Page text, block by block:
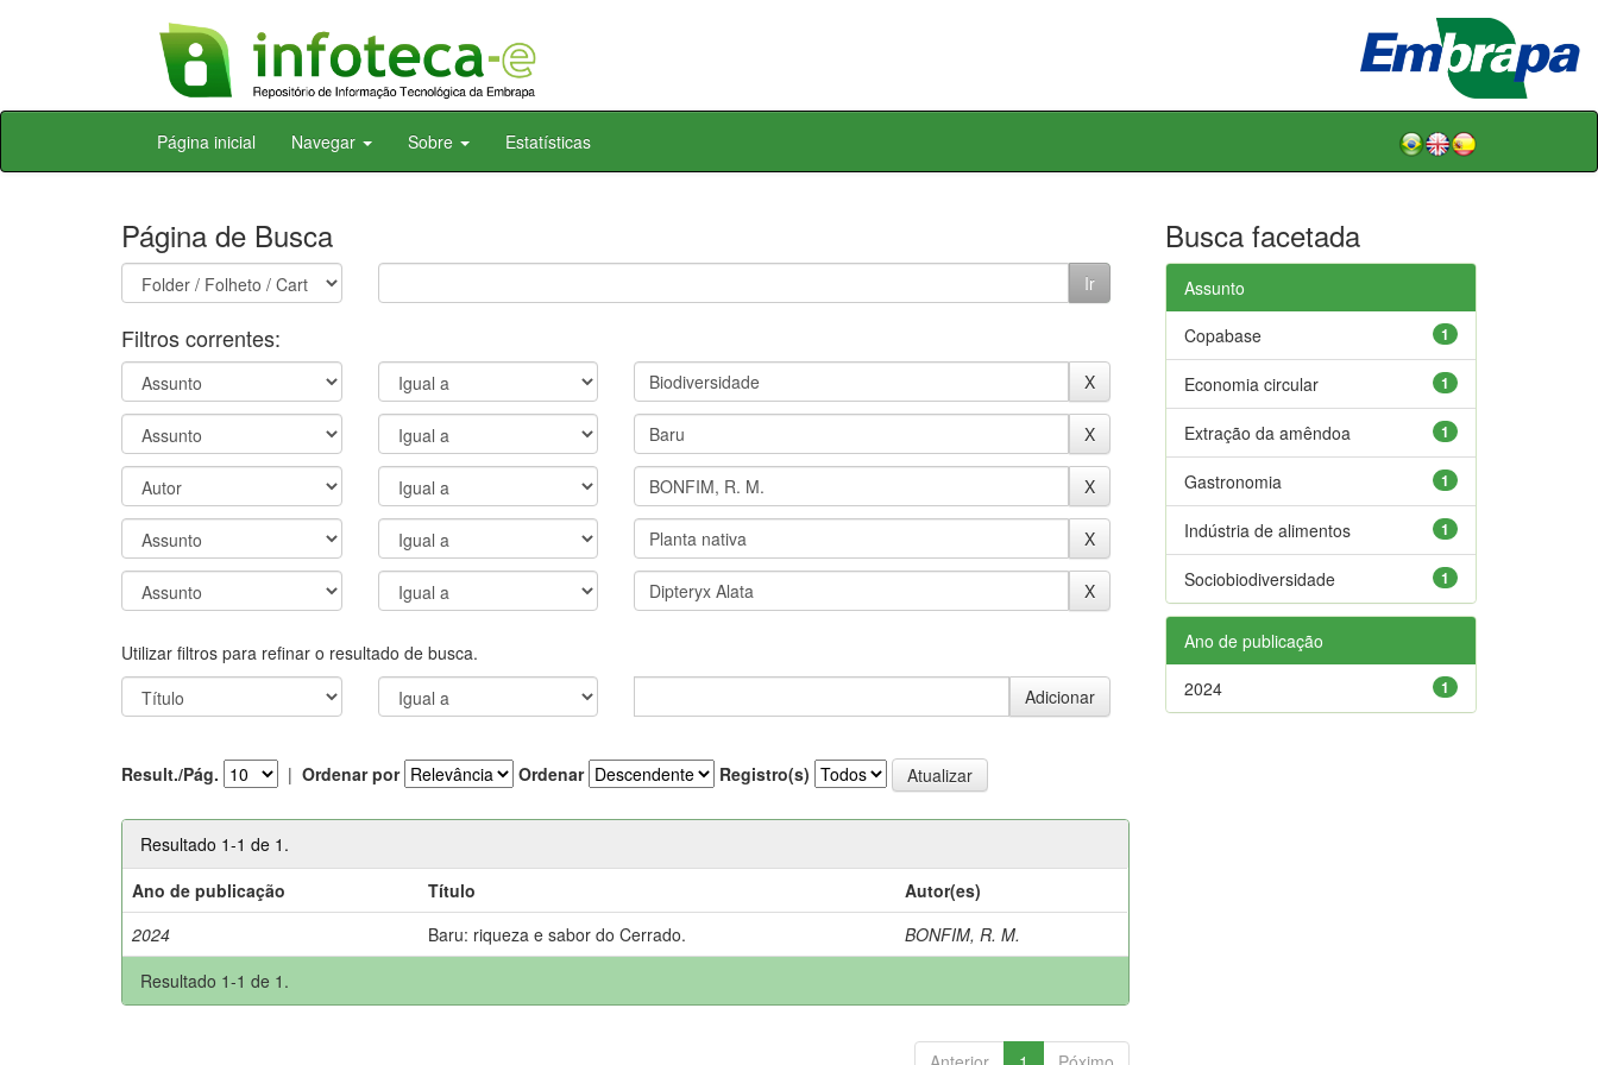
Skip
Página inicial Navegar Sobre Estatísticas
Página de Busca
Filtros correntes:
Utilizar filtros para refinar o resultado de busca.
Result./Pág. | Ordenar por Ordenar Registro(s)
Resultado 1-1 de 1.
Ano de publicação
Título
Autor(es)
2024
Baru: riqueza e sabor do Cerrado.
BONFIM, R. M.
Resultado 1-1 de 1.
Busca facetada
Assunto
1
Copabase
1
Economia circular
1
Extração da amêndoa
1
Gastronomia
1
Indústria de alimentos
1
Sociobiodiversidade
Ano de publicação
1
2024